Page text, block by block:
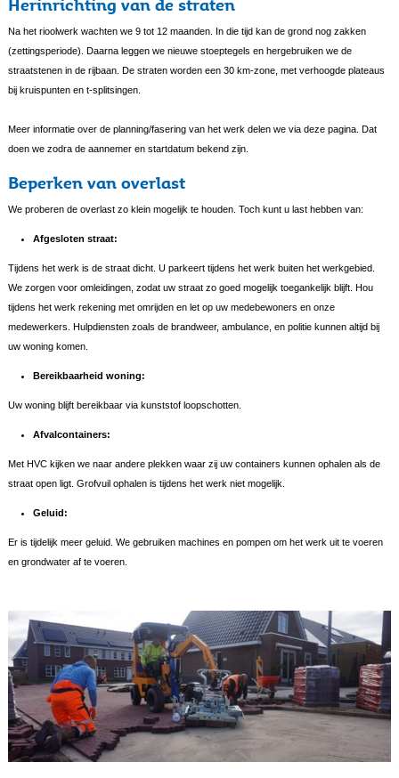
Herinrichting van de straten
Na het rioolwerk wachten we 9 tot 12 maanden. In die tijd kan de grond nog zakken
(zettingsperiode). Daarna leggen we nieuwe stoeptegels en hergebruiken we de
straatstenen in de rijbaan. De straten worden een 30 km-zone, met verhoogde plateaus
bij kruispunten en t-splitsingen.
Meer informatie over de planning/fasering van het werk delen we via deze pagina. Dat
doen we zodra de aannemer en startdatum bekend zijn.
Beperken van overlast
We proberen de overlast zo klein mogelijk te houden. Toch kunt u last hebben van:
Afgesloten straat:
Tijdens het werk is de straat dicht. U parkeert tijdens het werk buiten het werkgebied.
We zorgen voor omleidingen, zodat uw straat zo goed mogelijk toegankelijk blijft. Hou
tijdens het werk rekening met omrijden en let op uw medebewoners en onze
medewerkers. Hulpdiensten zoals de brandweer, ambulance, en politie kunnen altijd bij
uw woning komen.
Bereikbaarheid woning:
Uw woning blijft bereikbaar via kunststof loopschotten.
Afvalcontainers:
Met HVC kijken we naar andere plekken waar zij uw containers kunnen ophalen als de
straat open ligt. Grofvuil ophalen is tijdens het werk niet mogelijk.
Geluid:
Er is tijdelijk meer geluid. We gebruiken machines en pompen om het werk uit te voeren
en grondwater af te voeren.